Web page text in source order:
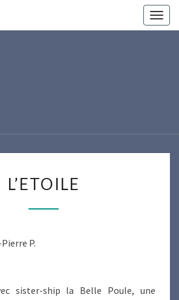
L’ETOILE
P.
sister-ship la Belle Poule, une